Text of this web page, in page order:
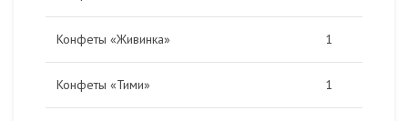
Конфеты «Живинка» 1
Конфеты «Тими» 1